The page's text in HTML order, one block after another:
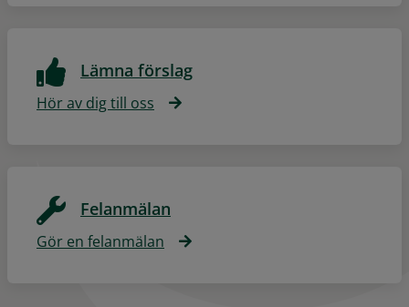
Lämna förslag
Hör av dig till oss
Felanmälan
Gör en felanmälan